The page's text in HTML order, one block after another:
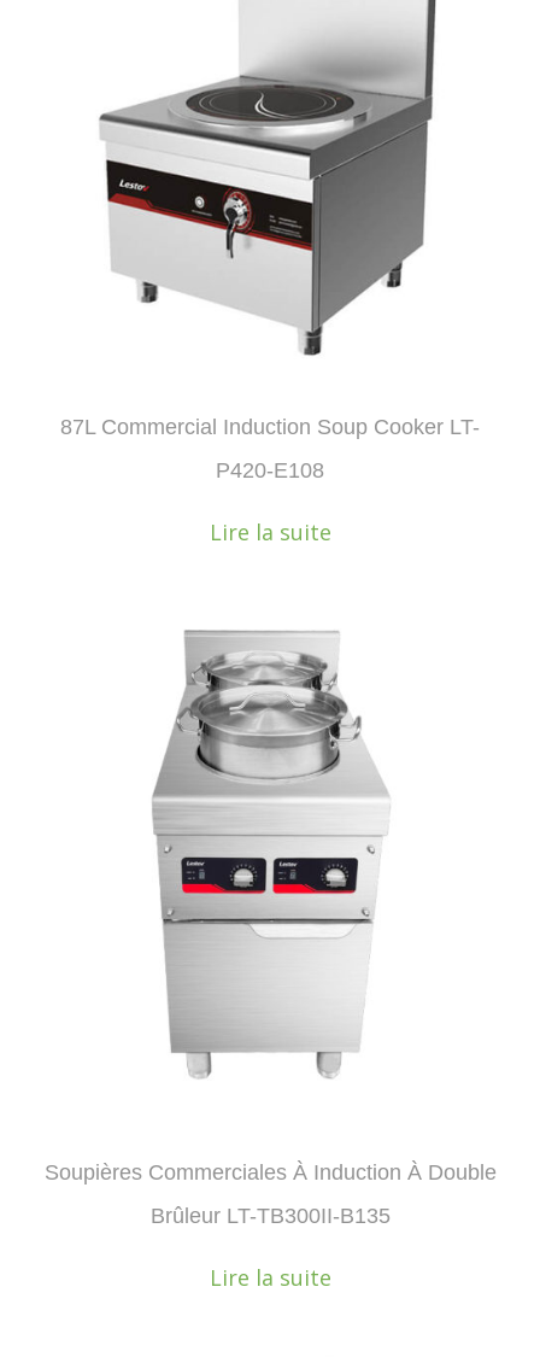
87L Commercial Induction Soup Cooker LT-
P420-E108
Lire la suite
Soupières Commerciales À Induction À Double
Brûleur LT-TB300II-B135
Lire la suite